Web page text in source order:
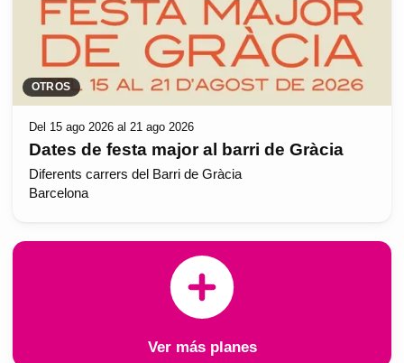
OTROS
Del 15 ago 2026 al 21 ago 2026
Dates de festa major al barri de Gràcia
Diferents carrers del Barri de Gràcia
Barcelona
Ver más planes